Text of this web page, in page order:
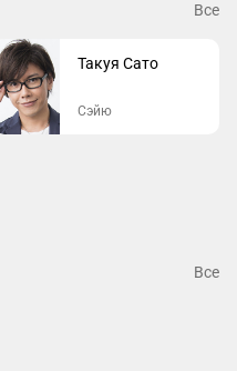
Все
Такуя Сато
Сэйю
Все